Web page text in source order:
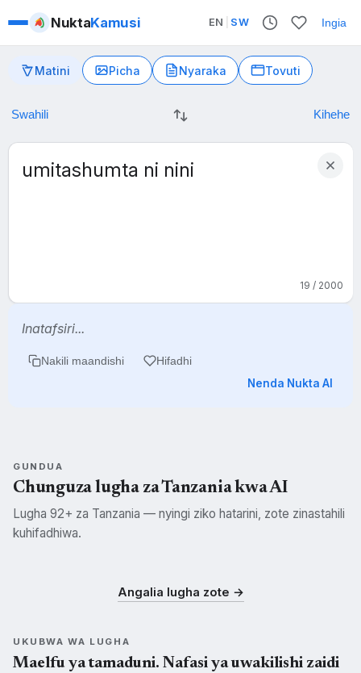
NuktaKamusi EN SW Ingia
Matini Picha Nyaraka Tovuti
19 / 2000
Inatafsiri...
Nakili maandishi Hifadhi
Nenda Nukta AI
GUNDUA
Chunguza lugha za Tanzania kwa AI
Lugha 92+ za Tanzania — nyingi ziko hatarini, zote zinastahili
kuhifadhiwa.
Swahili
Angalia lugha zote →
UKUBWA WA LUGHA
Maelfu ya tamaduni. Nafasi ya uwakilishi zaidi